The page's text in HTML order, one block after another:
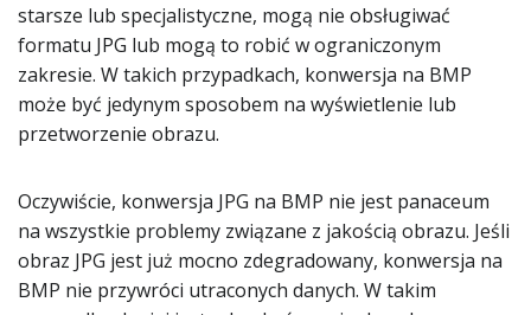
starsze lub specjalistyczne, mogą nie obsługiwać
formatu JPG lub mogą to robić w ograniczonym
zakresie. W takich przypadkach, konwersja na BMP
może być jedynym sposobem na wyświetlenie lub
przetworzenie obrazu.
Oczywiście, konwersja JPG na BMP nie jest panaceum
na wszystkie problemy związane z jakością obrazu. Jeśli
obraz JPG jest już mocno zdegradowany, konwersja na
BMP nie przywróci utraconych danych. W takim